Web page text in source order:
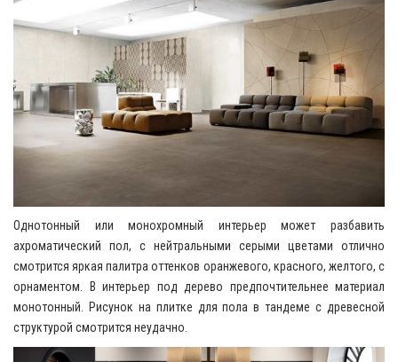
Однотонный или монохромный интерьер может разбавить
ахроматический пол, с нейтральными серыми цветами отлично
смотрится яркая палитра оттенков оранжевого, красного, желтого, с
орнаментом. В интерьер под дерево предпочтительнее материал
монотонный. Рисунок на плитке для пола в тандеме с древесной
структурой смотрится неудачно.